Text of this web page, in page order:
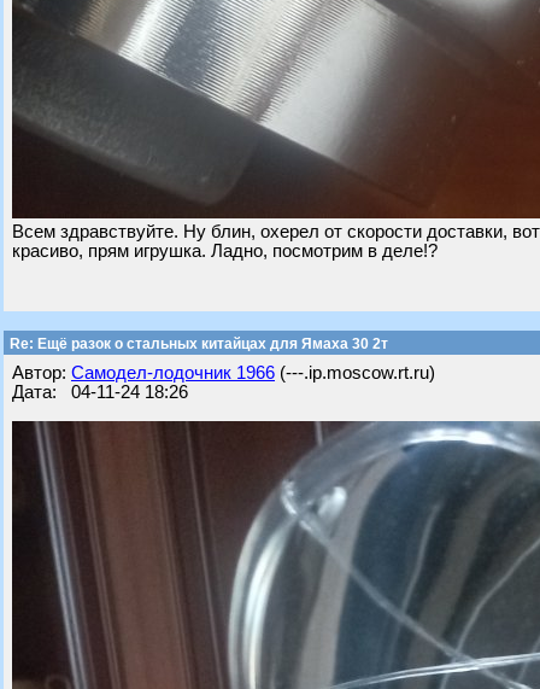
Всем здравствуйте. Ну блин, охерел от скорости доставки,
красиво, прям игрушка. Ладно, посмотрим в деле!?
Re: Ещё разок о стальных китайцах для Ямаха 30 2т
Автор: Самодел-лодочник 1966 (---.ip.moscow.rt.ru)
Дата: 04-11-24 18:26